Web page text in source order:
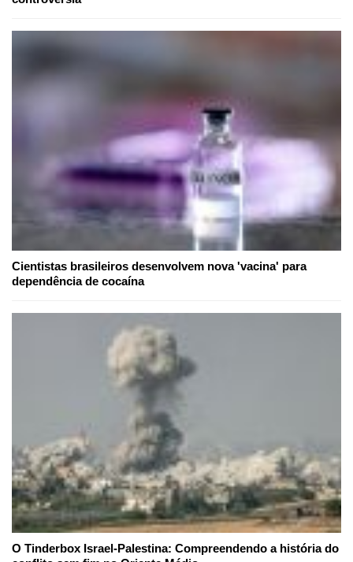
Cientistas brasileiros desenvolvem nova 'vacina' para
dependência de cocaína
O Tinderbox Israel-Palestina: Compreendendo a história do